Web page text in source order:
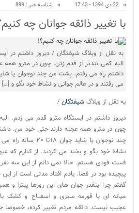
22 دی 1394 - 17:43
شناسه خبر : 899
با تغییر ذائقه جوانان چه
به نقل از وبلاگ شیفتگان / دیروز داشتم در
البه کمی تندتر از قدم زدن. چون در مترو
می رفتند و در عالم جوانی و نشاط خود بگو و […]
به نقل از وبلاگشیفتگان/
دیروز داشتم در ایستگاه مترو قدم می زدم.
چون در مترو همه عجله دارند حتی خود من.
چند نوجوان یا شاید
نشاط خود بگو و بخند می کردند. از کنارم که
فست فودی هستم. حالا نمی دانم از این سه
پیچیده بود در فضا. یادم افتاد مدتی است از
گفتم چرا اینقدر جوان های این روزها پیتزا و
میانه ای با قورمه سبزی و اسفناج و کشک
عجیب نیست. ذائقه مردم تغییر کرده، خصوصا